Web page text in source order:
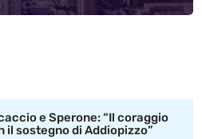
e Sperone: “Il coraggio
il sostegno di Addiopizzo”